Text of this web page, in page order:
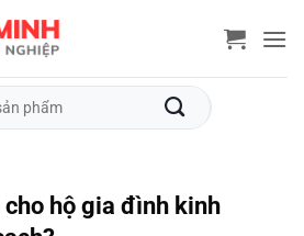
hộ gia đình kinh